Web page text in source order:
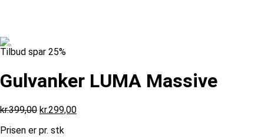
Tilbud spar 25%
Gulvanker LUMA Massive
kr.399,00 Den
pris
kr.299,00Den
Prisen er pr. stk